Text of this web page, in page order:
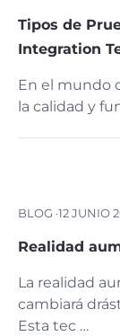
Tipos de
Integration
En el mundo
la calidad y
BLOG ·12 JUNIO
Realidad
La realidad
cambiará
Esta tec …